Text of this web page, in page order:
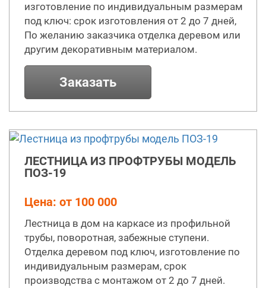
изготовление по индивидуальным размерам
под ключ: срок изготовления от 2 до 7 дней,
По желанию заказчика отделка деревом или
другим декоративным материалом.
Заказать
ЛЕСТНИЦА ИЗ ПРОФТРУБЫ МОДЕЛЬ
ПОЗ-19
Цена: от 100 000
Лестница в дом на каркасе из профильной
трубы, поворотная, забежные ступени.
Отделка деревом под ключ, изготовление по
индивидуальным размерам, срок
производства с монтажом от 2 до 7 дней.